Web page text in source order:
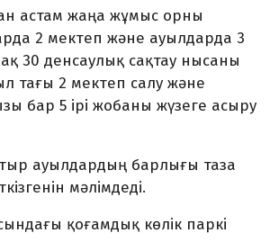
астам жаңа жұмыс орны
2 мектеп және ауылдарда 3
30 денсаулық сақтау нысаны
тағы 2 мектеп салу және
бар 5 ірі жобаны жүзеге асыру
ауылдардың барлығы таза
мәлімдеді.
қоғамдық көлік паркі